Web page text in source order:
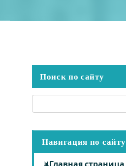
Поиск по сайту
Навигация по сайту